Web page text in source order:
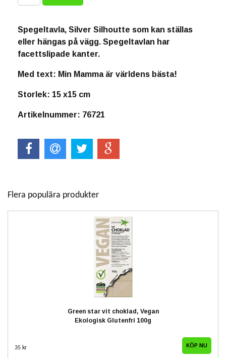
Spegeltavla, Silver Silhoutte som kan ställas
eller hängas på vägg. Spegeltavlan har
facettslipade kanter.
Med text: Min Mamma är världens bästa!
Storlek: 15 x15 cm
Artikelnummer: 76721
Flera populära produkter
Green star vit choklad, Vegan
Ekologisk Glutenfri 100g
35 kr